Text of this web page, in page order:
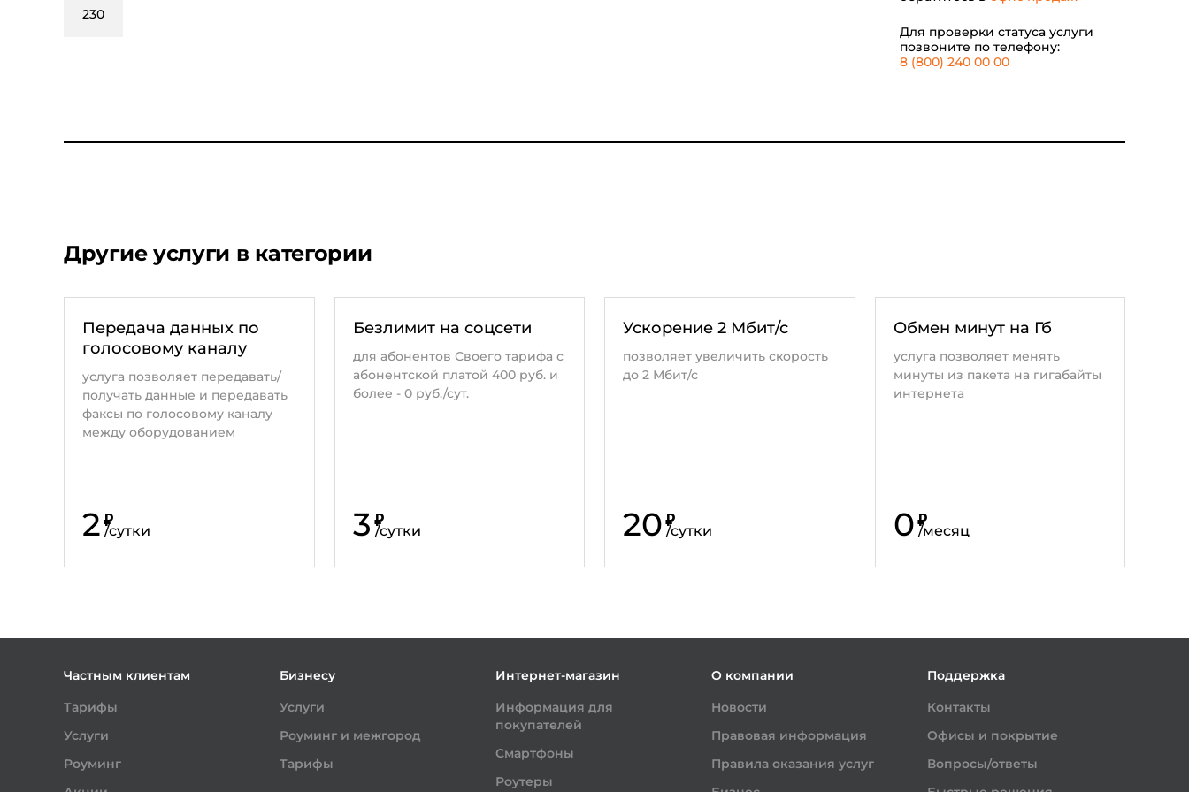
Для проверки статуса услуги
позвоните по телефону:
8 (800) 240 00 00
230
Другие услуги в категории
Передача данных по
голосовому каналу
услуга позволяет передавать/
получать данные и передавать
факсы по голосовому каналу
между оборудованием
2₽
/сутки
Безлимит на соцсети
для абонентов Своего тарифа с
абонентской платой 400 руб. и
более - 0 руб./сут.
3₽
/сутки
Ускорение 2 Мбит/с
позволяет увеличить скорость
до 2 Мбит/с
20₽
/сутки
Обмен минут на Гб
услуга позволяет менять
минуты из пакета на гигабайты
интернета
0₽
/месяц
Частным клиентам
Тарифы
Услуги
Роуминг
Бизнесу
Услуги
Роуминг и межгород
Тарифы
Интернет-магазин
Информация для
покупателей
Смартфоны
Роутеры
О компании
Новости
Правовая информация
Правила оказания услуг
Поддержка
Контакты
Офисы и покрытие
Вопросы/ответы